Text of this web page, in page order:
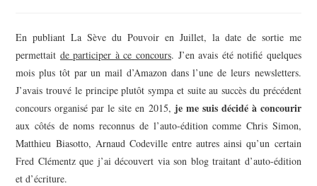
En publiant La Sève du Pouvoir en Juillet, la date de sortie me
permettait de participer à ce concours. J’en avais été notifié quelques
mois plus tôt par un mail d’Amazon dans l’une de leurs newsletters.
J’avais trouvé le principe plutôt sympa et suite au succès du précédent
concours organisé par le site en 2015, je me suis décidé à concourir
aux côtés de noms reconnus de l’auto-édition comme Chris Simon,
Matthieu Biasotto, Arnaud Codeville entre autres ainsi qu’un certain
Fred Clémentz que j’ai découvert via son blog traitant d’auto-édition
et d’écriture.